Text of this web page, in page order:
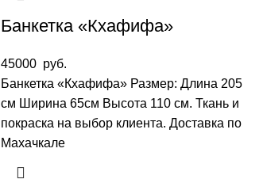
Банкетка «Кхафифа»
45000 руб.
Банкетка «Кхафифа» Размер: Длина 205
см Ширина 65см Высота 110 см. Ткань и
покраска на выбор клиента. Доставка по
Махачкале